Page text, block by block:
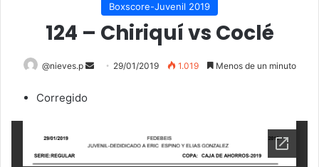
Boxscore-Juvenil 2019
124 – Chiriquí vs Coclé
@nieves.p
S
n
29/01/2019 1.019 Menos de un minuto
Corregido